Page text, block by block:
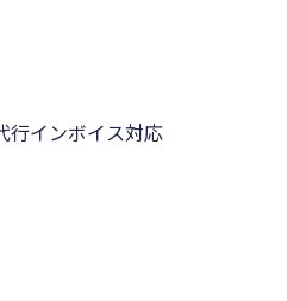
行インボイス対応